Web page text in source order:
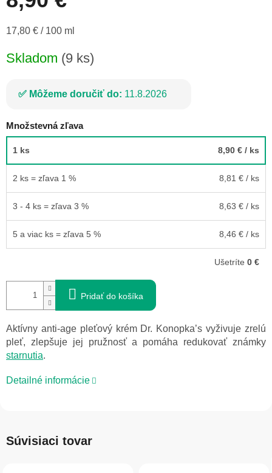
Jednotková
17,80 € / 100 ml
Skladom (9 ks)
Môžeme doručiť do: 11.8.2026
Množstevná zľava
1 ks 8,90 € / ks
2 ks = zľava 1 % 8,81 € / ks
3 - 4 ks = zľava 3 % 8,63 € / ks
5 a viac ks = zľava 5 % 8,46 € / ks
Ušetríte 0 €
Pridať do košíka
Aktívny anti-age pleťový krém Dr. Konopka’s vyživuje zrelú
pleť, zlepšuje jej pružnosť a pomáha redukovať známky
starnutia.
Detailné informácie
Súvisiaci tovar